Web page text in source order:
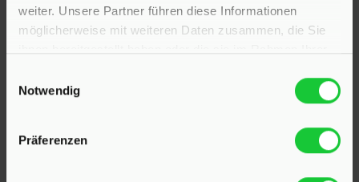
weiter. Unsere Partner führen diese Informationen
möglicherweise mit weiteren Daten zusammen, die Sie
Notwendig
Präferenzen